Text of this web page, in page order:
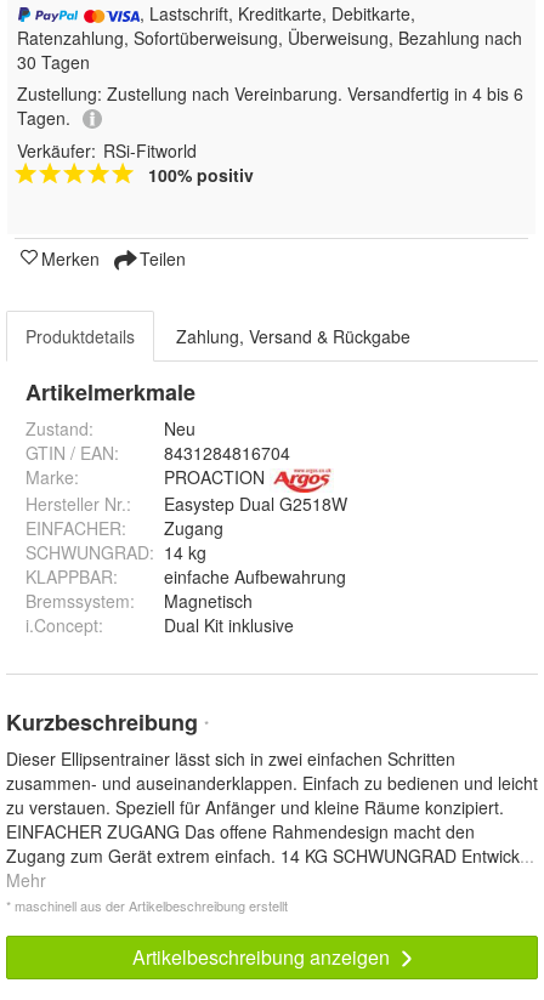
, Lastschrift, Kreditkarte, Debitkarte,
Ratenzahlung, Sofortüberweisung, Überweisung, Bezahlung nach
30 Tagen
Zustellung: Zustellung nach Vereinbarung. Versandfertig in 4 bis 6
Tagen.
Verkäufer: RSi-Fitworld
100% positiv
Merken Teilen
Produktdetails Zahlung, Versand & Rückgabe
Artikelmerkmale
Zustand:
Neu
GTIN / EAN:
8431284816704
Marke:
PROACTION
Hersteller Nr.:
Easystep Dual G2518W
EINFACHER:
Zugang
SCHWUNGRAD: 14 kg
KLAPPBAR:
einfache Aufbewahrung
Bremssystem:
Magnetisch
i.Concept: Dual Kit inklusive
Kurzbeschreibung *
Dieser Ellipsentrainer lässt sich in zwei einfachen Schritten
zusammen- und auseinanderklappen. Einfach zu bedienen und leicht
zu verstauen. Speziell für Anfänger und kleine Räume konzipiert.
EINFACHER ZUGANG Das offene Rahmendesign macht den
Zugang zum Gerät extrem einfach. 14 KG SCHWUNGRAD Entwick...
Mehr
* maschinell aus der Artikelbeschreibung erstellt
Artikelbeschreibung anzeigen